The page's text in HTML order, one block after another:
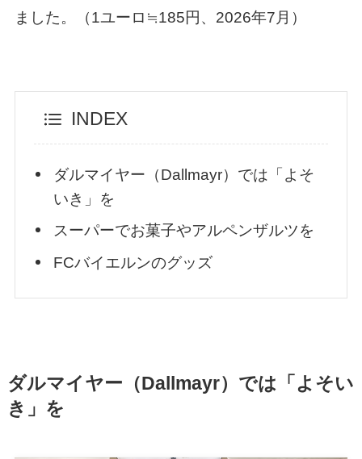
ました。（1ユーロ≒185円、2026年7月）
INDEX
ダルマイヤー（Dallmayr）では「よそ
いき」を
スーパーでお菓子やアルペンザルツを
FCバイエルンのグッズ
ダルマイヤー（Dallmayr）では「よそい
き」を